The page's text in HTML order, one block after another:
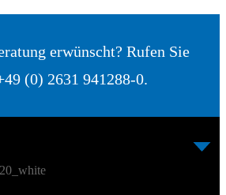
erwünscht? Rufen Sie
(0) 2631 941288-0.